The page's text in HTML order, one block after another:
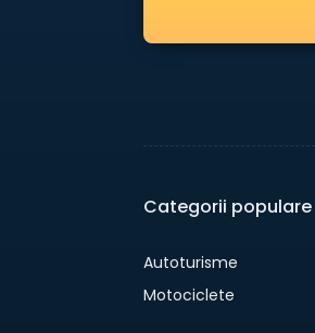
Categorii populare
Autoturisme
Motociclete